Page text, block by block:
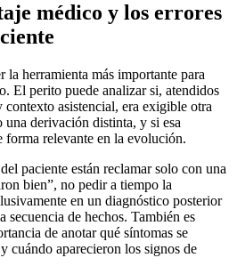
médico y los errores
la herramienta más importante para
El perito puede analizar si, atendidos
contexto asistencial, era exigible otra
una derivación distinta, y si esa
relevante en la evolución.
paciente están reclamar solo con una
bien”, no pedir a tiempo la
en un diagnóstico posterior
secuencia de hechos. También es
de anotar qué síntomas se
cuándo aparecieron los signos de